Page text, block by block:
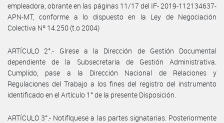
empleadora, obrante en las páginas 11/17 del IF- 2019-112134637-
APN-MT, conforme a lo dispuesto en la Ley de Negociación
Colectiva Nº 14.250 (t.o 2004)
ARTÍCULO 2°.- Gírese a la Dirección de Gestión Documental
dependiente de la Subsecretaria de Gestión Administrativa.
Cumplido, pase a la Dirección Nacional de Relaciones y
Regulaciones del Trabajo a los fines del registro del instrumento
identificado en el Artículo 1° de la presente Disposición.
ARTÍCULO 3°.- Notifíquese a las partes signatarias. Posteriormente